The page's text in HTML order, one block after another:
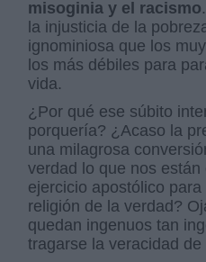
misoginia y el racismo
la injusticia de la
ignominiosa que los
los más débiles para
vida.
¿Por qué ese súbito
porquería? ¿Acaso la
una milagrosa
verdad lo que nos están
ejercicio apostólico
religión de la verdad?
quedan ingenuos tan
tragarse la veracidad